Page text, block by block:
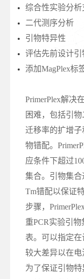
综合性实验分析
二代测序分析
引物特异性
评估先前设计引
添加MagPlex标
PrimerPlex解决
困难，包括引
迁移率的扩增子
物错配。
应条件下超过
集合。引物集
Tm错配以保证
步骤，
重PCR实验引
表。可以指定
较大差异以在电
为了保证引物